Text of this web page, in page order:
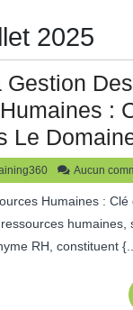
2025
Gestion Des
:
Le
training360
Aucun
humaines,
RH, constituent